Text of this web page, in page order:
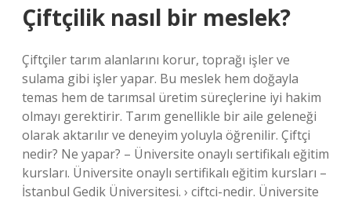
Çiftçilik nasıl bir meslek?
Çiftçiler tarım alanlarını korur, toprağı işler ve
sulama gibi işler yapar. Bu meslek hem doğayla
temas hem de tarımsal üretim süreçlerine iyi hakim
olmayı gerektirir. Tarım genellikle bir aile geleneği
olarak aktarılır ve deneyim yoluyla öğrenilir. Çiftçi
nedir? Ne yapar? – Üniversite onaylı sertifikalı eğitim
kursları. Üniversite onaylı sertifikalı eğitim kursları –
İstanbul Gedik Üniversitesi. › ciftci-nedir. Üniversite